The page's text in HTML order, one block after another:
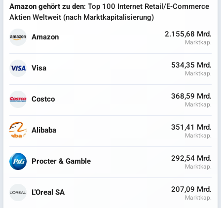
Amazon gehört zu den: Top 100 Internet Retail/E-Commerce
Aktien Weltweit (nach Marktkapitalisierung)
Amazon
2.155,68 Mrd.
Marktkap.
Visa 534,35 Mrd.
Marktkap.
Costco 368,59 Mrd.
Marktkap.
Alibaba 351,41 Mrd.
Marktkap.
Procter & Gamble 292,54 Mrd.
Marktkap.
L'Oreal SA 207,09 Mrd.
Marktkap.